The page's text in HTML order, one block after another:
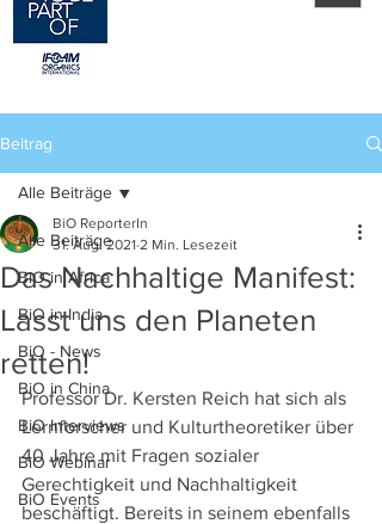
Beitrag
Alle Beiträge
BiO in Africa
BiO in India
BiO - News
BiO in China
BiO Interviews
BiO Webinar
BiO Events
Alle Beiträge
Das Nachhaltige Manifest:
Lasst uns den Planeten
retten!
BiO ReporterIn
31. Aug. 2021 2 Min. Lesezeit
Professor Dr. Kersten Reich hat sich als
Lernforscher und Kulturtheoretiker über
40 Jahre mit Fragen sozialer
Gerechtigkeit und Nachhaltigkeit
beschäftigt. Bereits in seinem ebenfalls